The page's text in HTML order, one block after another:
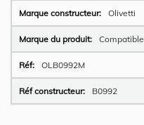
Olivetti
Compatible
OLB0992M
B0992